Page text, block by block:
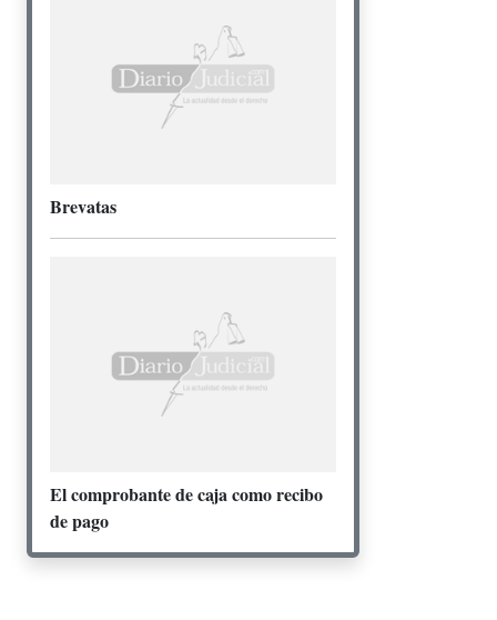
Brevatas
El comprobante de caja como recibo
de pago